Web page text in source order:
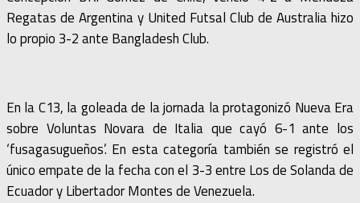
Regatas de Argentina y United Futsal Club de Australia hizo
lo propio 3-2 ante Bangladesh Club.
En la C13, la goleada de la jornada la protagonizó Nueva Era
sobre Voluntas Novara de Italia que cayó 6-1 ante los
‘fusagasugueños’. En esta categoría también se registró el
único empate de la fecha con el 3-3 entre Los de Solanda de
Ecuador y Libertador Montes de Venezuela.